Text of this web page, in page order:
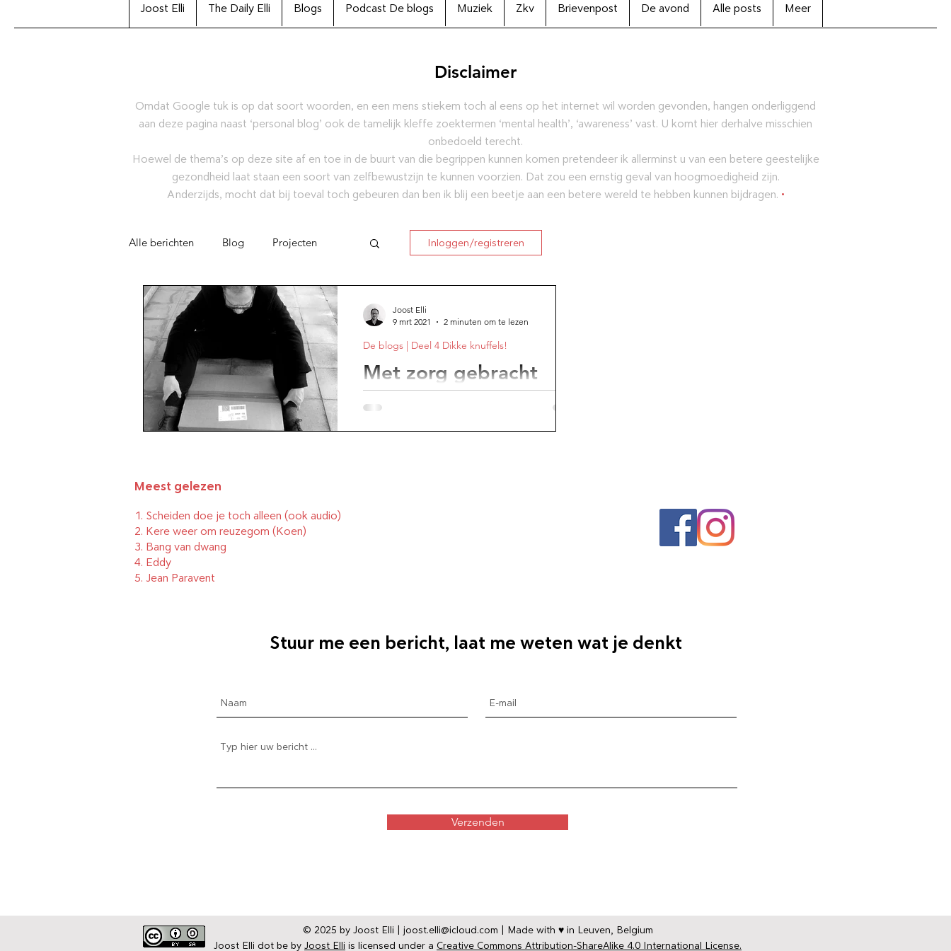
Joost Elli The Daily Elli Blogs Podcast De blogs Muziek Zkv Brievenpost De avond Alle posts Meer
Disclaimer
Omdat Google tuk is op dat soort woorden, en een mens stiekem toch al eens op het internet wil worden gevonden, hangen onderliggend
aan deze pagina naast ‘personal blog’ ook de tamelijk kleffe zoektermen ‘mental health’, ‘awareness’ vast. U komt hier derhalve misschien
onbedoeld terecht.
Hoewel de thema’s op deze site af en toe in de buurt van die begrippen kunnen komen pretendeer ik allerminst u van een betere geestelijke
gezondheid laat staan een soort van zelfbewustzijn te kunnen voorzien. Dat zou een ernstig geval van hoogmoedigheid zijn.
Anderzijds, mocht dat bij toeval toch gebeuren dan ben ik blij een beetje aan een betere wereld te hebben kunnen bijdragen. •
Alle berichten Blog Projecten
Artikel Joost Elli Archiefcollectie
Brievenpost Podcast De avond
Boeken die u niet vroeg
The Daily Elli 51-101
The Daily Elli 102-152
The Daily Elli 251-300
Inloggen/registreren
Met zorg gebracht
De vaart waarmee PostNL bezorgt blijft
PostPunt aan zuigen.
De blogs | Deel 4 Dikke knuffels!
Joost Elli
9 mrt 2021
2 minuten om te lezen
Meest gelezen
1. Scheiden doe je toch alleen (ook audio)
2. Kere weer om reuzegom (Koen)
3. Bang van dwang
4. Eddy
5. Jean Paravent
Stuur me een bericht, laat me weten wat je denkt
Verzenden
© 2025 by Joost Elli | joost.elli@icloud.com | Made with ♥ in Leuven, Belgium
Joost Elli dot be by Joost Elli is licensed under a Creative Commons Attribution-ShareAlike 4.0 International License.